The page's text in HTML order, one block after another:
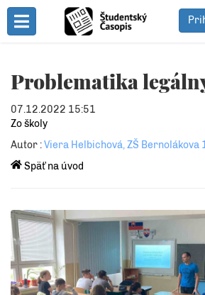
Toggle Menu
Problematika
07.12.2022 15:51
Zo školy
Autor :Viera Helbichová, ZŠ Bernolákova
Späť na úvod